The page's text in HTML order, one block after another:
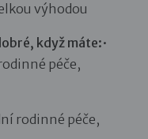
výhodou
když máte:•
péče,
rodinné péče,